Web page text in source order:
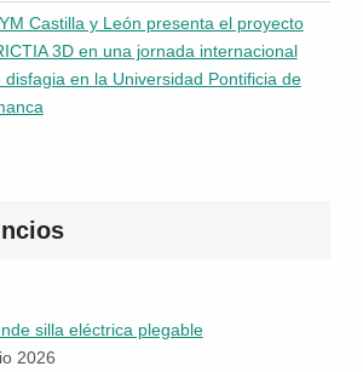
Castilla y León presenta el proyecto
3D en una jornada internacional
disfagia en la Universidad Pontificia de
silla eléctrica plegable
2026